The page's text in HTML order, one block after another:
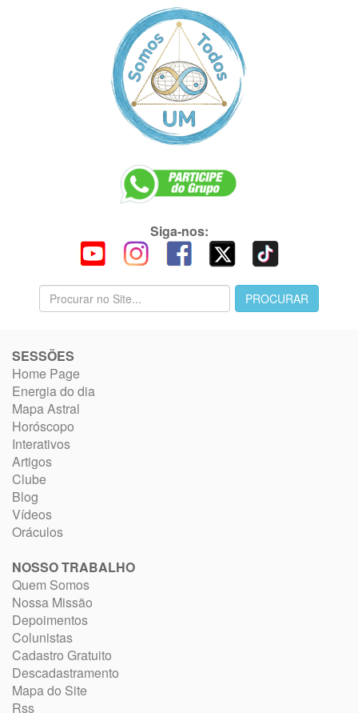
Siga-nos:
SESSÕES
Home Page
Energia do dia
Mapa Astral
Horóscopo
Interativos
Artigos
Clube
Blog
Vídeos
Oráculos
NOSSO TRABALHO
Quem Somos
Nossa Missão
Depoimentos
Colunistas
Cadastro Gratuito
Descadastramento
Mapa do Site
Rss